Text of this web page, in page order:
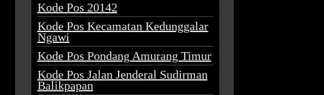
Kode Pos 20142
Kode Pos Kecamatan Kedunggalar
Ngawi
Kode Pos Pondang Amurang Timur
Kode Pos Jalan Jenderal Sudirman
Balikpapan